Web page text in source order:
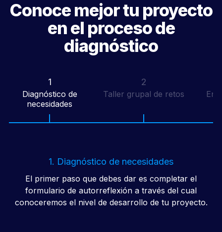
Conoce mejor tu proyecto
en el proceso de
diagnóstico
1
Diagnóstico de
necesidades
2
Taller grupal de retos
1. Diagnóstico de necesidades
El primer paso que debes dar es completar el
formulario de autorreflexión a través del cual
conoceremos el nivel de desarrollo de tu proyecto.